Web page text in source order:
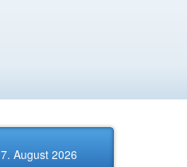
7. August 2026